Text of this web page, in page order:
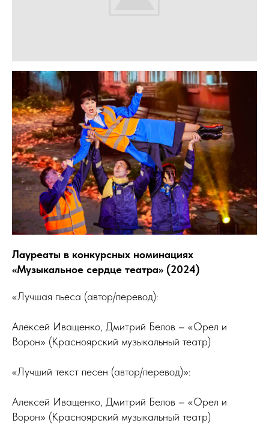
Лауреаты в конкурсных номинациях
«Музыкальное сердце театра» (2024)
«Лучшая пьеса (автор/перевод):
Алексей Иващенко, Дмитрий Белов – «Орел и
Ворон» (Красноярский музыкальный театр)
«Лучший текст песен (автор/перевод)»:
Алексей Иващенко, Дмитрий Белов – «Орел и
Ворон» (Красноярский музыкальный театр)